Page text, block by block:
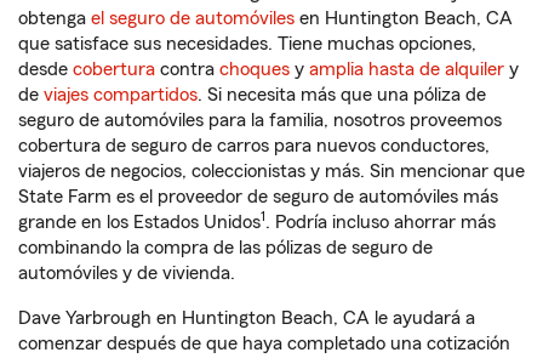
obtenga el seguro de automóviles en Huntington Beach, CA
que satisface sus necesidades. Tiene muchas opciones,
desde cobertura contra choques y amplia hasta de alquiler y
de viajes compartidos. Si necesita más que una póliza de
seguro de automóviles para la familia, nosotros proveemos
cobertura de seguro de carros para nuevos conductores,
viajeros de negocios, coleccionistas y más. Sin mencionar que
State Farm es el proveedor de seguro de automóviles más
grande en los Estados Unidos1. Podría incluso ahorrar más
combinando la compra de las pólizas de seguro de
automóviles y de vivienda.
Dave Yarbrough en Huntington Beach, CA le ayudará a
comenzar después de que haya completado una cotización